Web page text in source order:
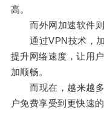
高。
而外网加速软件则
通过VPN技术，加
提升网络速度，让用
加顺畅。
而现在，越来越多
户免费享受到更快速